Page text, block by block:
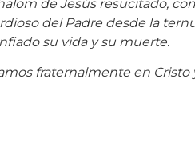
de Jesús resucitado,
del Padre desde la
su vida y su muerte.
fraternalmente en Cristo